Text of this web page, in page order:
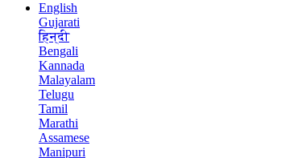
English
Gujarati
हिन्दी
Bengali
Kannada
Malayalam
Telugu
Tamil
Marathi
Assamese
Manipuri